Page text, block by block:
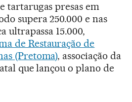
tartarugas presas em
supera 250.000 e nas
ultrapassa 15.000,
de Restauração de
(Pretoma), associação da
que lançou o plano de